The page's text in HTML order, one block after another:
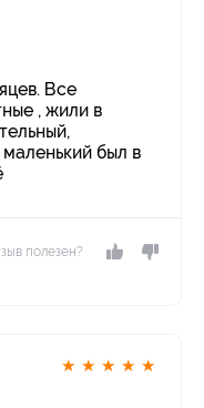
Все
, жили в
был в
полезен?
★ ★ ★ ★ ★